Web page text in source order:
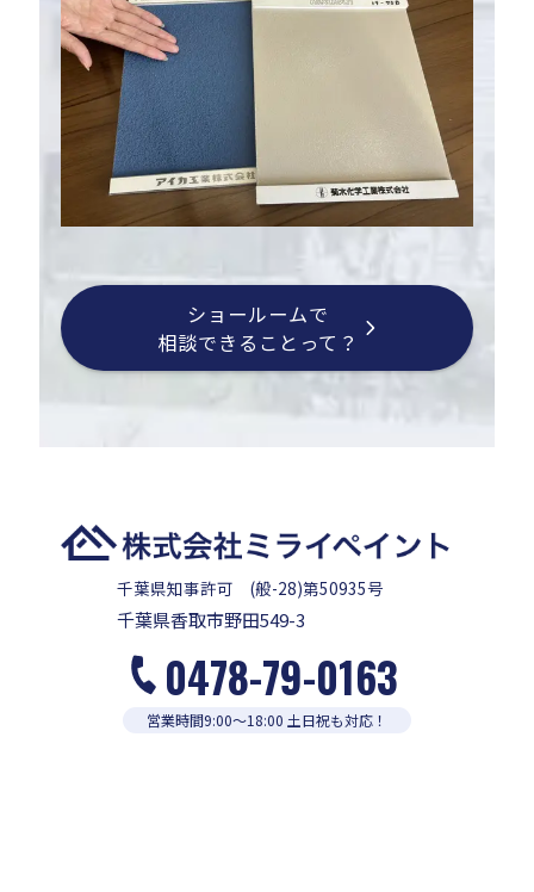
ショールームで
相談できることって？
千葉県知事許可 (般-28)第50935号
千葉県香取市野田549-3
0478-79-0163
営業時間9:00〜18:00 土日祝も対応！